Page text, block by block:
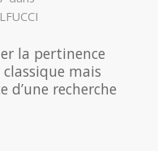
la pertinence
classique mais
d’une recherche